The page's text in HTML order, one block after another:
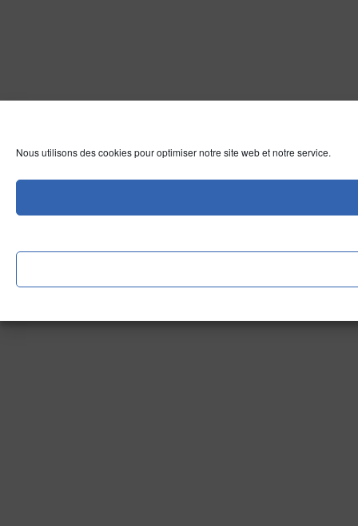
Nous utilisons des cookies pour optimiser notre site web et notre service.